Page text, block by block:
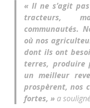
« Il ne s’agit
tracteurs,
communautés.
où nos
dont ils ont
terres, produire
un meilleur
prospèrent, nos
fortes, » a